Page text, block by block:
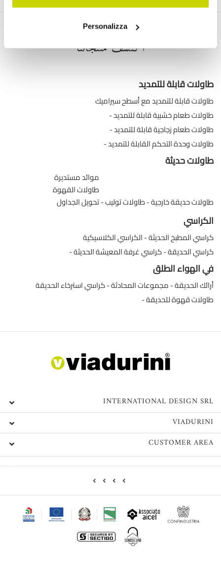
Personalizza
اكتشف منتجاتنا
طاولات قابلة للتمديد
طاولات قابلة للتمديد مع أسطح سيراميك
طاولات طعام خشبية قابلة للتمديد
طاولات طعام زجاجية قابلة للتمديد
طاولات وحدة التحكم القابلة للتمديد
طاولات حديثة
موائد مستديرة
طاولات القهوة
تحويل الجداول طاولات توليب طاولات حديقة خارجية
الكراسي
الكراسي الكلاسيكية كراسي المطبخ الحديثة
كراسي غرفة المعيشة الحديثة كراسي الحديقة
في الهواء الطلق
كراسي استرخاء الحديقة مجموعات المحادثة أرائك الحديقة
طاولات قهوة للحديقة
INTERNATIONAL DESIGN SRL
VIADURINI
CUSTOMER AREA